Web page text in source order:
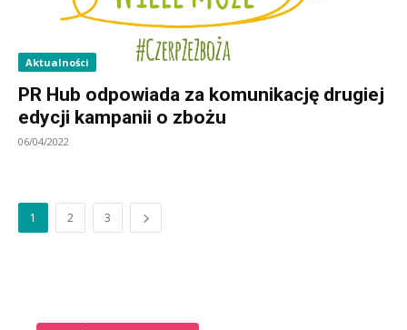
Aktualności
PR Hub odpowiada za komunikację drugiej
edycji kampanii o zbożu
06/04/2022
1 2 3